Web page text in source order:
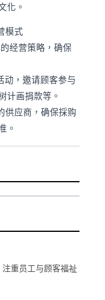
化。
模式
经营策略，确保
动，邀请顾客参与
计画捐款等。
供应商，确保採购
。
重员工与顾客福祉